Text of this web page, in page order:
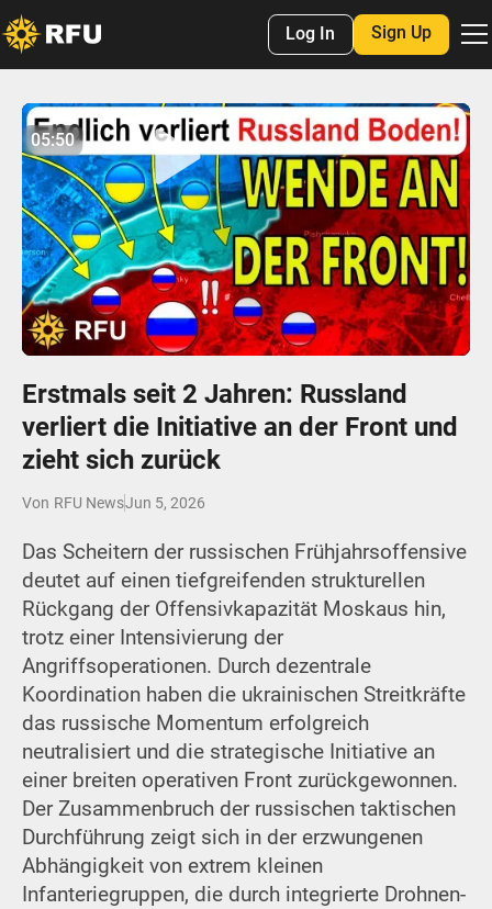
Log In Sign Up
Play
05:49
Mute Settings
Enter
No items found.
05:50
Erstmals seit 2 Jahren: Russland
verliert die Initiative an der Front und
zieht sich zurück
Von RFU NewsJun 5, 2026
Das Scheitern der russischen Frühjahrsoffensive
deutet auf einen tiefgreifenden strukturellen
Rückgang der Offensivkapazität Moskaus hin,
trotz einer Intensivierung der
Angriffsoperationen. Durch dezentrale
Koordination haben die ukrainischen Streitkräfte
das russische Momentum erfolgreich
neutralisiert und die strategische Initiative an
einer breiten operativen Front zurückgewonnen.
Der Zusammenbruch der russischen taktischen
Durchführung zeigt sich in der erzwungenen
Abhängigkeit von extrem kleinen
Infanteriegruppen, die durch integrierte Drohnen-